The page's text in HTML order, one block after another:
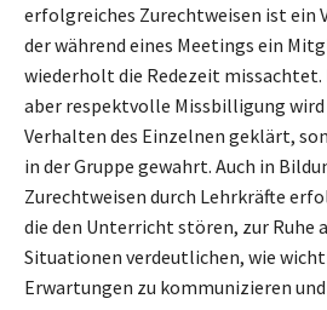
erfolgreiches Zurechtweisen ist ein
der während eines Meetings ein
wiederholt die Redezeit missachtet.
aber respektvolle Missbilligung wird
Verhalten des Einzelnen geklärt,
in der Gruppe gewahrt. Auch in
Zurechtweisen durch Lehrkräfte
die den Unterricht stören, zur Ruhe
Situationen verdeutlichen, wie
Erwartungen zu kommunizieren